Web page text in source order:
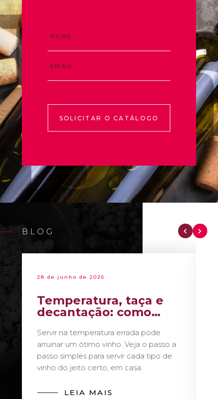
SOLICITAR O CATÁLOGO
BLOG
28 de junho de 2026
Temperatura, taça e
decantação: como
sommelier
Servir na temperatura errada pode
arruinar um ótimo vinho. Veja o passo a
passo simples para servir cada tipo de
vinho do jeito certo, em casa.
LEIA MAIS